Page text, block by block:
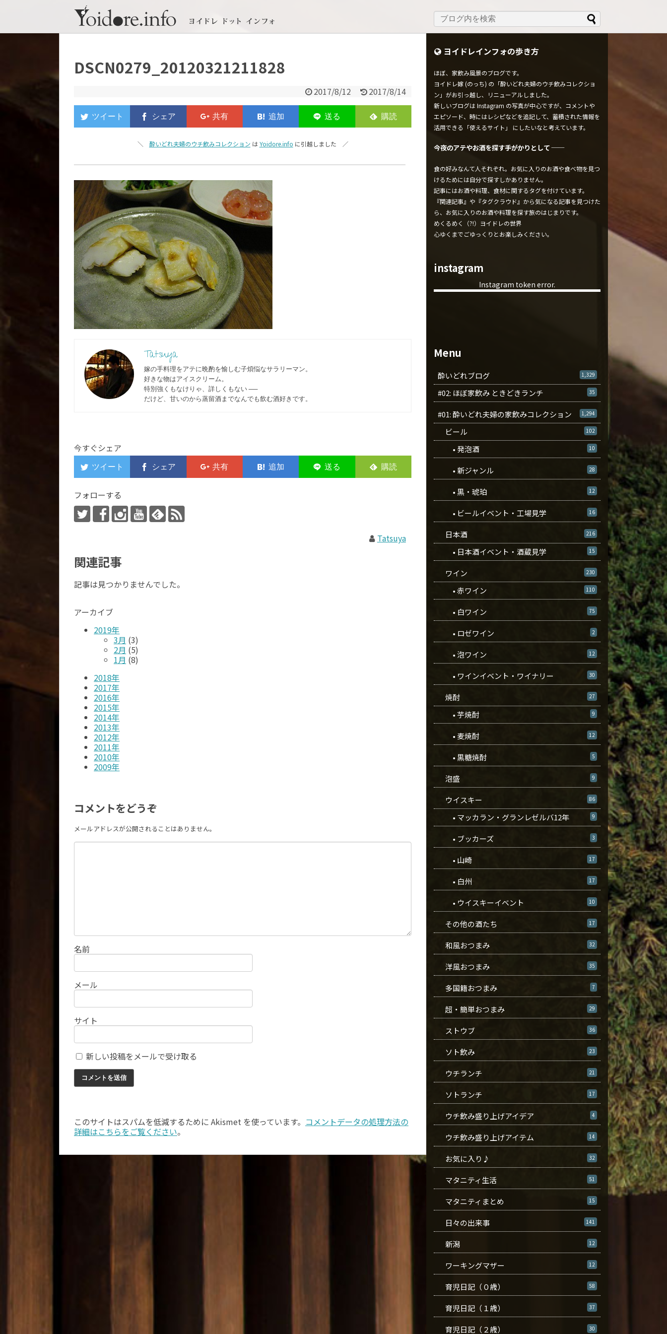
DSCN0279_20120321211828
2017/8/12 2017/8/14
＼ 酔いどれ夫婦のウチ飲みコレクション は Yoidore.info に引越しました ／
Tatsuya
嫁の手料理をアテに晩酌を愉しむ子煩悩なサラリーマン。
好きな物はアイスクリーム。
特別強くもなけりゃ、詳しくもない ──
だけど、甘いのから蒸留酒までなんでも飲む酒好きです。
今すぐシェア
フォローする
Tatsuya
関連記事
記事は見つかりませんでした。
アーカイブ
2019年
3月 (3)
2月 (5)
1月 (8)
2018年
2017年
2016年
2015年
2014年
2013年
2012年
2011年
2010年
2009年
コメントをどうぞ
メールアドレスが公開されることはありません。
名前
メール
サイト
新しい投稿をメールで受け取る
このサイトはスパムを低減するために Akismet を使っています。 コメントデータの処理方法の
詳細はこちらをご覧ください。
ヨイドレインフォの歩き方
ほぼ、家飲み風景のブログです。
ヨイドレ嫁 (のっち) の「酔いどれ夫婦のウチ飲みコレクショ
ン」がお引っ越し、リニューアルしました。
新しいブログは Instagram の写真が中心ですが、コメントや
エピソード、時にはレシピなどを追記して、蓄積された情報を
活用できる「使えるサイト」 にしたいなと考えています。
今夜のアテやお酒を探す手がかりとして ──
食の好みなんて人それぞれ。お気に入りのお酒や食べ物を見つ
けるためには自分で探すしかありません。
記事にはお酒や料理、食材に関するタグを付けています。
『関連記事』や『タグクラウド』から気になる記事を見つけた
ら、お気に入りのお酒や料理を探す旅のはじまりです。
めくるめく（?!）ヨイドレの世界
心ゆくまでごゆっくりとお楽しみください。
instagram
Instagram token error.
Menu
酔いどれブログ 1,329
#02: ほぼ家飲み ときどきランチ 35
#01: 酔いどれ夫婦の家飲みコレクション 1,294
ビール 102
• 発泡酒 10
• 新ジャンル 28
• 黒・琥珀 12
• ビールイベント・工場見学 16
日本酒 216
• 日本酒イベント・酒蔵見学 15
ワイン 230
• 赤ワイン 110
• 白ワイン 75
• ロゼワイン 2
• 泡ワイン 12
• ワインイベント・ワイナリー 30
焼酎 27
• 芋焼酎 9
• 麦焼酎 12
• 黒糖焼酎 5
泡盛 9
ウイスキー 86
• マッカラン・グランレゼルバ12年 9
• ブッカーズ 3
• 山崎 17
• 白州 17
• ウイスキーイベント 10
その他の酒たち 17
和風おつまみ 32
洋風おつまみ 35
多国籍おつまみ 7
超・簡単おつまみ 29
ストウブ 36
ソト飲み 23
ウチランチ 21
ソトランチ 17
ウチ飲み盛り上げアイデア 4
ウチ飲み盛り上げアイテム 14
お気に入り♪ 32
マタニティ生活 51
マタニティまとめ 15
日々の出来事 141
新潟 12
ワーキングマザー 12
育児日記（０歳） 58
育児日記（１歳） 37
育児日記（２歳） 30